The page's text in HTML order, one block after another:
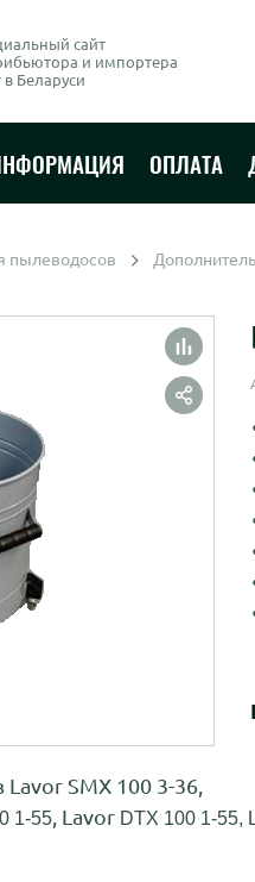
сайт
и импортера
в Беларуси
ОПЛАТА
пылеводосов
SMX 100 3-36,
1-55, Lavor DTX 100 1-55,